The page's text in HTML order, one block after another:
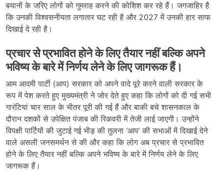
बयानों के जरिए लोगों को गुमराह करने की कोशिश कर रहे हैं। जगजाहिर है
कि उनकी विश्वसनीयता लगातार घट रही है और 2027 में उनकी हार साफ
दिखाई दे रही है।
प्रचार से प्रभावित होने के लिए तैयार नहीं बल्कि अपने
भविष्य के बारे में निर्णय लेने के लिए जागरूक हैं।
आम आदमी पार्टी (आप) सरकार को अपने वादे पूरे करने वाली सरकार के
रूप में पेश करते हुए मुख्यमंत्री ने जोर देते हुए कहा कि लोगों को दी गई सभी
गारंटियां चार साल के भीतर पूरी की गई हैं और बाकी बचे शासनकाल के
दौरान दशकों से उपेक्षित पंजाब की रिकवरी में तेजी लाई जाएगी। उन्होंने
विपक्षी पार्टियों की जुटाई गई भीड़ की तुलना ‘आप’ की सभाओं में दिखाई देने
वाले असली जनसमर्थन से की और कहा कि लोग अब प्रचार से प्रभावित
होने के लिए तैयार नहीं बल्कि अपने भविष्य के बारे में निर्णय लेने के लिए
जागरूक हैं।